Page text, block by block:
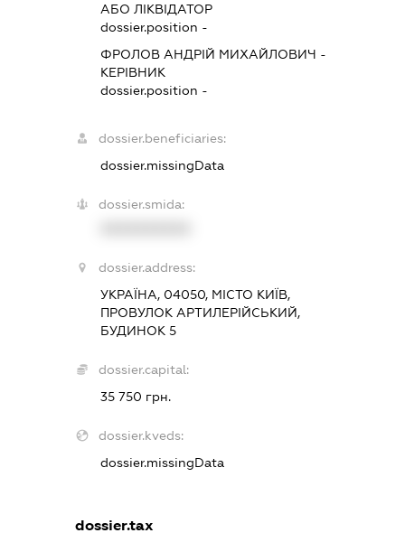
АБО ЛІКВІДАТОР
dossier.position -
ФРОЛОВ АНДРІЙ МИХАЙЛОВИЧ -
КЕРІВНИК
dossier.position -
dossier.beneficiaries:
dossier.missingData
dossier.smida:
dossier.address:
УКРАЇНА, 04050, МІСТО КИЇВ,
ПРОВУЛОК АРТИЛЕРІЙСЬКИЙ,
БУДИНОК 5
dossier.capital:
35 750 грн.
dossier.kveds:
dossier.missingData
dossier.tax